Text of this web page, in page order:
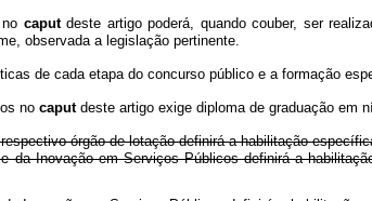
caputdeste artigo poderá, quando couber, ser
observada a legislação pertinente.
de cada etapa do concurso público e a formação
no caputdeste artigo exige diploma de graduação em
órgão de lotação definirá a habilitação
da Inovação em Serviços Públicos definirá a